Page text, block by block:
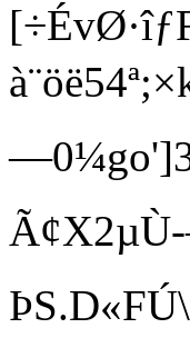
—0¼
Ã¢X2µÙ-